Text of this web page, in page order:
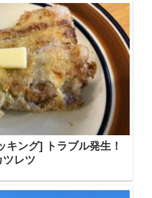
キング] トラブル発生！
レツ